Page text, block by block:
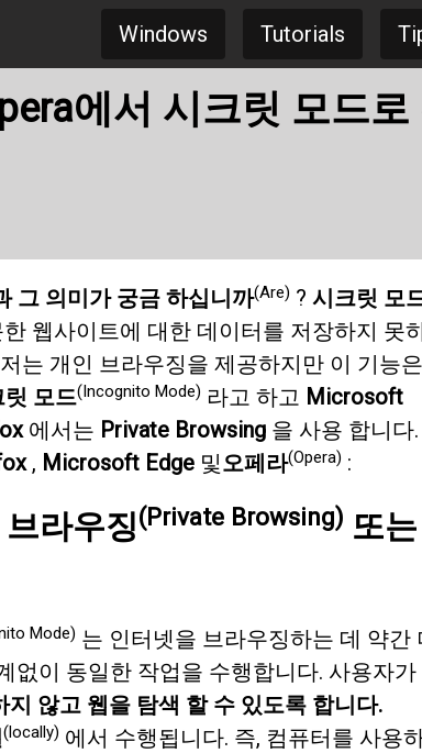
Windows Tutorials
에서 시크릿 모드로
그 의미가 궁금 하십니까(Are) ? 시크릿 모
웹사이트에 대한 데이터를 저장하지 못
는 개인 브라우징을 제공하지만 이 기능은
모드(Incognito Mode) 라고 하고 Microsoft
에서는 Private Browsing을 사용 합니다.
, Microsoft Edge및오페라(Opera) :
라우징(Private Browsing) 또는
Mode) 는 인터넷을 브라우징하는 데 약간
없이 동일한 작업을 수행합니다. 사용자가
지 않고 웹을 탐색 할 수 있도록 합니다.
(locally) 에서 수행됩니다. 즉, 컴퓨터를 사용